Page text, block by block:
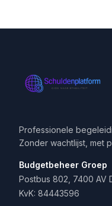
Professionele
Zonder wachtlijst, met
Budgetbeheer Groep
Postbus 802, 7400 AV
KvK: 84443596